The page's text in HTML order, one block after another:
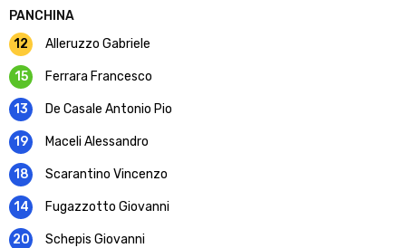
PANCHINA
12
Alleruzzo Gabriele
15 Ferrara Francesco
13 De Casale Antonio Pio
19 Maceli Alessandro
18 Scarantino Vincenzo
14 Fugazzotto Giovanni
20 Schepis Giovanni